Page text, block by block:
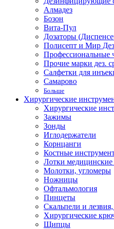
Алмадез
Бозон
Вита-Пул
Дозаторы
Полисепт и Мир
Профессиональные
Прочие марки дез.
Салфетки для
Самарово
Больше
Хирургические
Хирургические
Зажимы
Зонды
Иглодержатели
Корнцанги
Костные
Лотки медицинские
Молотки, угломеры
Ножницы
Офтальмология
Пинцеты
Скальпели и
Хирургические
Щипцы